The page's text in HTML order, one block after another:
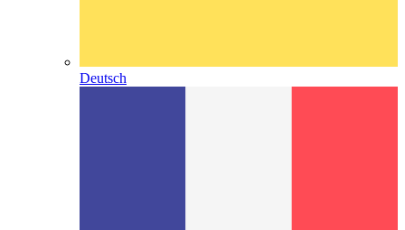
Deutsch